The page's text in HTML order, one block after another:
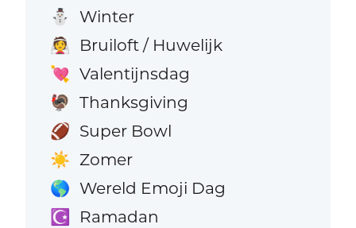
⛄ Winter
👰 Bruiloft / Huwelijk
💘 Valentijnsdag
🦃 Thanksgiving
🏈 Super Bowl
☀️ Zomer
🌎 Wereld Emoji Dag
☪️ Ramadan